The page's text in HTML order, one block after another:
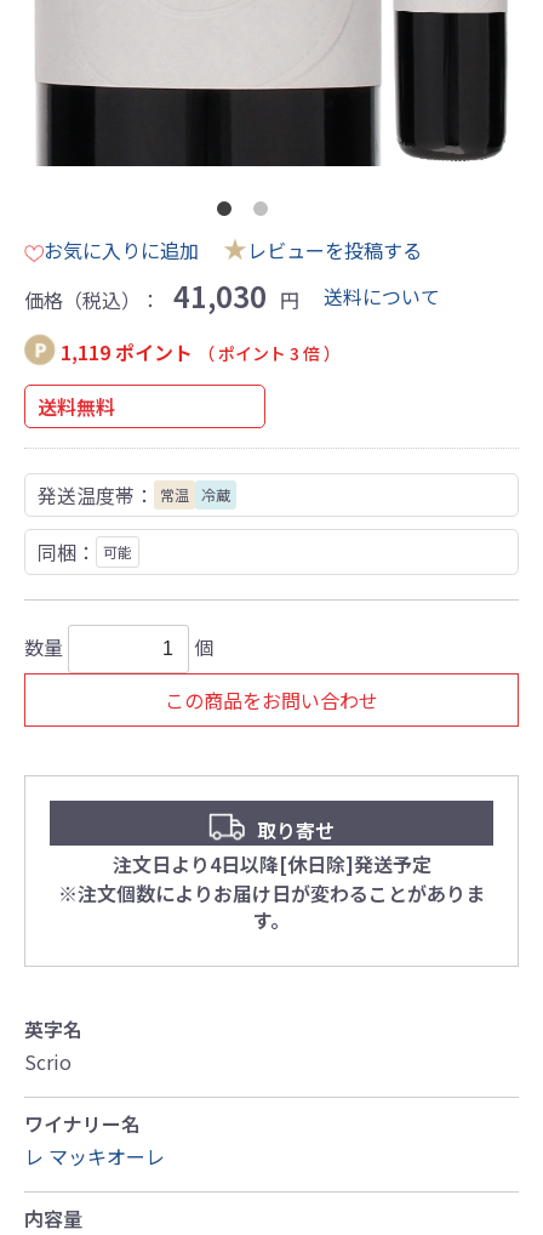
お気に入りに追加 ★レビューを投稿する
価格（税込）：
41,030 円
送料について
1,119 ポイント
（ ポイント 3 倍 ）
送料無料
発送温度帯： 常温 冷蔵
同梱： 可能
数量
個
この商品をお問い合わせ
取り寄せ
注文日より4日以降[休日除]発送予定
※注文個数によりお届け日が変わることがありま
す。
英字名
Scrio
ワイナリー名
レ マッキオーレ
内容量